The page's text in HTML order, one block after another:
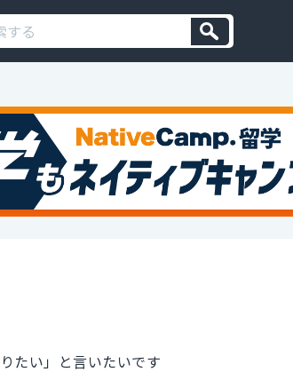
たい」と言いたいです